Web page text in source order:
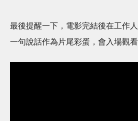
最後提醒一下，電影完結後在工作
一句說話作為片尾彩蛋，會入場觀